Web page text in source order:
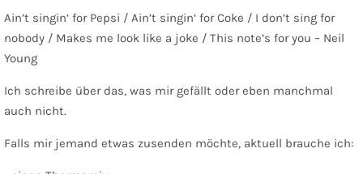
Ain’t singin‘ for Pepsi / Ain’t singin‘ for Coke / I don’t sing for
nobody / Makes me look like a joke / This note’s for you – Neil
Young
Ich schreibe über das, was mir gefällt oder eben manchmal
auch nicht.
Falls mir jemand etwas zusenden möchte, aktuell brauche ich: